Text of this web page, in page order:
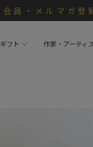
会員・メルマガ登
ギフト 作家・アーティ